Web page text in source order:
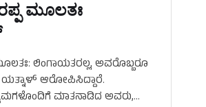
ಮೂಲತಃ
ಲಿಂಗಾಯತರಲ್ಲ, ಅವರೊಬ್ಬರೂ
ಯತ್ನಾಳ್‌ ಆರೋಪಿಸಿದ್ದಾರೆ.
ಮಾತನಾಡಿದ ಅವರು,